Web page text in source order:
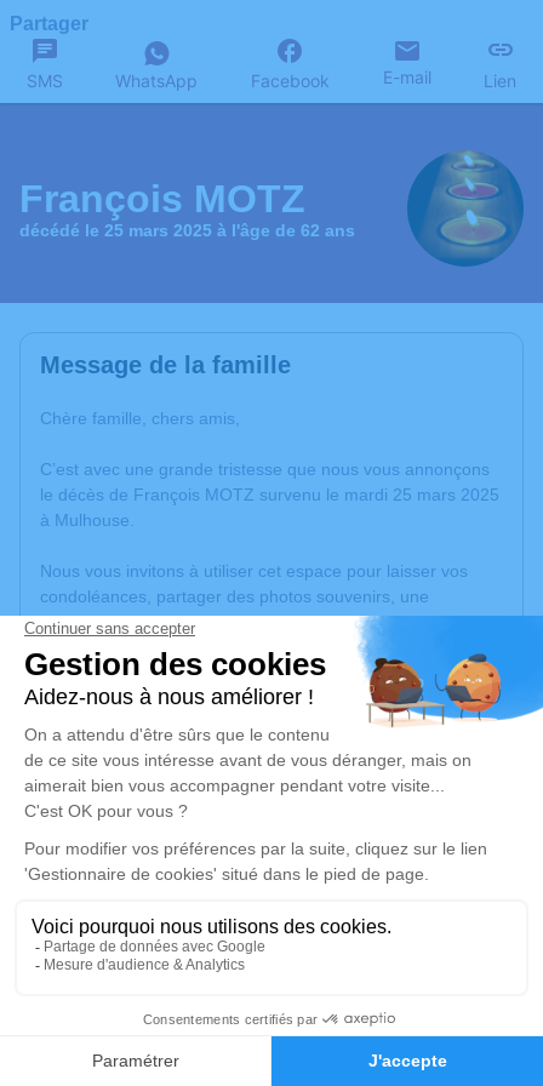
Faire-part Hommages
Partager
SMS WhatsApp Facebook E-mail Lien
François MOTZ
décédé le 25 mars 2025 à l'âge de 62 ans
Message de la famille
Chère famille, chers amis,
C’est avec une grande tristesse que nous vous annonçons
le décès de François MOTZ survenu le mardi 25 mars 2025
à Mulhouse.
Nous vous invitons à utiliser cet espace pour laisser vos
condoléances, partager des photos souvenirs, une
anecdote ou exprimer vos pensées à travers des poèmes
ou des textes. Cet endroit est un lieu d'expression dédié à
honorer la mémoire de François MOTZ.
Un service de plantation d’arbre hommage estdisponible
lundi 31 mars 2025 à 14h30
Église Sainte Geneviève de Mulhouse
20 rue de Stalingrad